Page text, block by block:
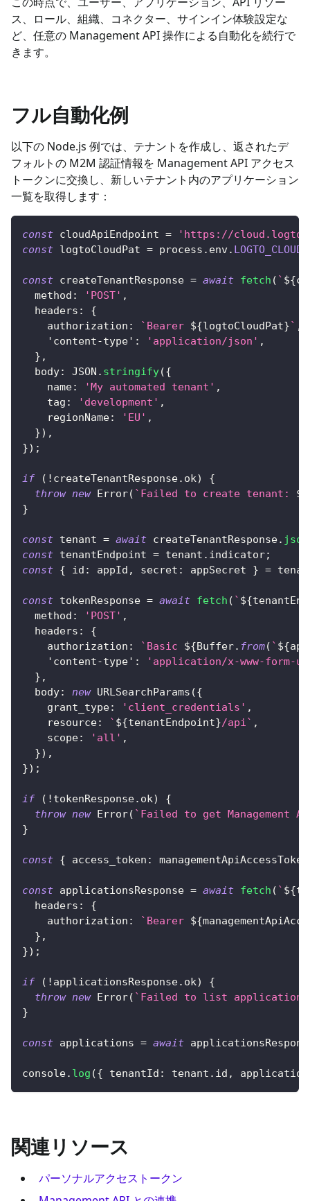
ス、ロール、組織、コネクター、サインイン体験設定な
ど、任意の Management API 操作による自動化を続行で
きます。
フル自動化例
以下の Node.js 例では、テナントを作成し、返されたデ
フォルトの M2M 認証情報を Management API アクセス
トークンに交換し、新しいテナント内のアプリケーション
一覧を取得します：
const cloudApiEndpoint =
'https://
const logtoCloudPat = process . env.
const createTenantResponse = await fetch ( ` ${
method : 'POST' ,
headers :
{
authorization : ` Bearer ${logtoCloudPat}` ,
'content-type' : 'application/json' ,
} ,
body: JSON . stringify({
name: 'My automated tenant' ,
tag : 'development' ,
regionName: 'EU' ,
}) ,
}) ;
if ( ! createTenantResponse. ok)
{
throw new Error( ` Failed to create tenant: ${
}
const tenant = await createTenantResponse. json
const tenantEndpoint = tenant . indicator;
const { id : appId , secret : appSecret } =
const tokenResponse = await fetch ( ` ${
method : 'POST' ,
headers :
{
authorization : ` Basic ${Buffer. from( ` ${
'content-type' :
'application/x-www-form-
} ,
body: new URLSearchParams ({
grant_type: 'client_credentials' ,
resource: ` ${tenantEndpoint}/api` ,
scope: 'all' ,
}) ,
}) ;
if ( ! tokenResponse. ok)
{
throw new Error( ` Failed to get Management
}
const { access_token :
const applicationsResponse = await fetch ( ` ${
headers :
{
authorization : ` Bearer ${
} ,
}) ;
if ( ! applicationsResponse. ok)
{
throw new Error( ` Failed to list
}
const applications = await
console. log ({ tenantId : tenant . id ,
関連リソース
パーソナルアクセストークン